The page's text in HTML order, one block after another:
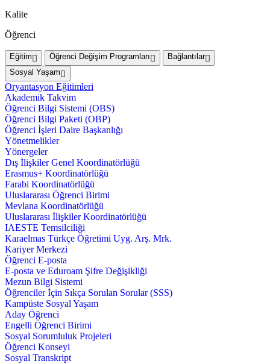
Kalite
Öğrenci
Eğitim Öğrenci Değişim Programları
Bağlantılar
Sosyal Yaşam
Oryantasyon Eğitimleri
Akademik Takvim
Öğrenci Bilgi Sistemi (OBS)
Öğrenci Bilgi Paketi (OBP)
Öğrenci İşleri Daire Başkanlığı
Yönetmelikler
Yönergeler
Dış İlişkiler Genel Koordinatörlüğü
Erasmus+ Koordinatörlüğü
Farabi Koordinatörlüğü
Uluslararası Öğrenci Birimi
Mevlana Koordinatörlüğü
Uluslararası İlişkiler Koordinatörlüğü
IAESTE Temsilciliği
Karaelmas Türkçe Öğretimi Uyg. Arş. Mrk.
Kariyer Merkezi
Öğrenci E-posta
E-posta ve Eduroam Şifre Değişikliği
Mezun Bilgi Sistemi
Öğrenciler İçin Sıkça Sorulan Sorular (SSS)
Kampüste Sosyal Yaşam
Aday Öğrenci
Engelli Öğrenci Birimi
Sosyal Sorumluluk Projeleri
Öğrenci Konseyi
Sosyal Transkript